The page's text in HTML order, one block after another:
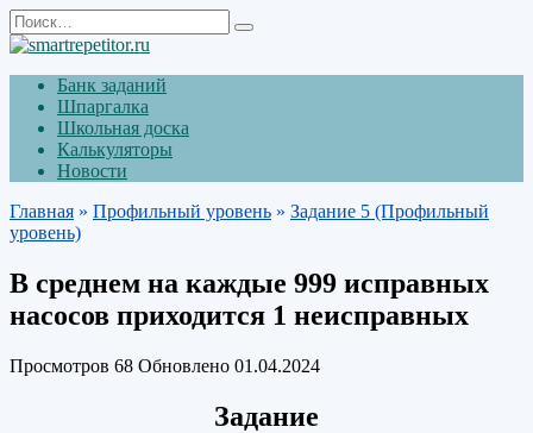
Перейти
к
содержанию
Search
for:
Банк заданий
Шпаргалка
Школьная доска
Калькуляторы
Новости
Главная » Профильный уровень » Задание 5 (Профильный
уровень)
В среднем на каждые 999 исправных
насосов приходится 1 неисправных
Просмотров 68 Обновлено 01.04.2024
Задание